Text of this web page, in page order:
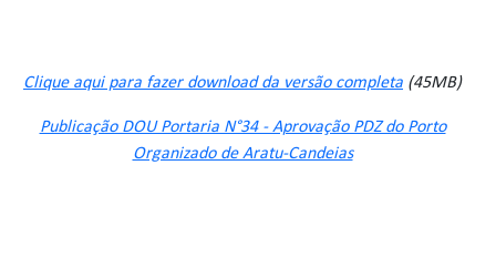
Clique aqui para fazer download da versão completa (45MB)
Publicação DOU Portaria N°34 - Aprovação PDZ do Porto
Organizado de Aratu-Candeias